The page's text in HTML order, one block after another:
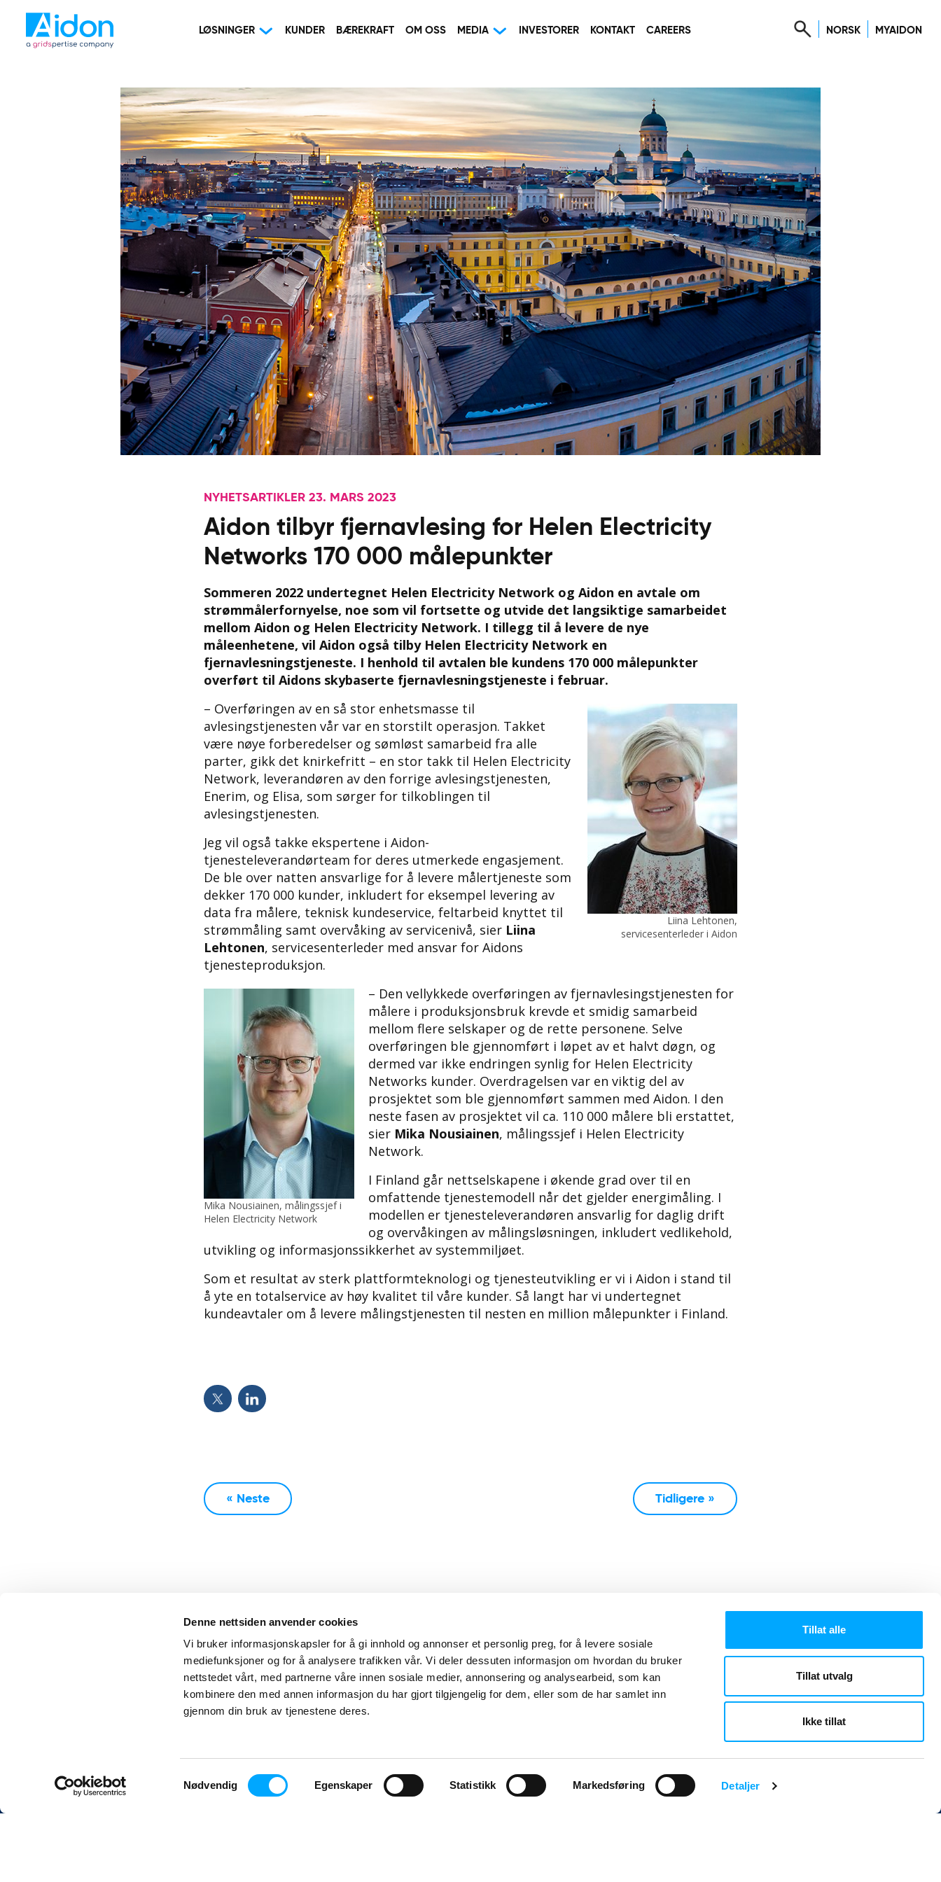
Denne nettsiden anvender cookies
Vi bruker informasjonskapsler for å gi innhold og annonser et personlig preg, for å levere sosiale
mediefunksjoner og for å analysere trafikken vår. Vi deler dessuten informasjon om hvordan du bruker
nettstedet vårt, med partnerne våre innen sosiale medier, annonsering og analysearbeid, som kan
kombinere den med annen informasjon du har gjort tilgjengelig for dem, eller som de har samlet inn
gjennom din bruk av tjenestene deres.
Samtykkevalg
Nødvendig Egenskaper Statistikk Markedsføring Detaljer
Tillat alle
Tillat utvalg
Ikke tillat
LØSNINGER KUNDER BÆREKRAFT OM OSS MEDIA INVESTORER KONTAKT CAREERS NORSK MYAIDON
NYHETSARTIKLER 23. MARS 2023
Aidon tilbyr fjernavlesing for Helen Electricity
Networks 170 000 målepunkter
Sommeren 2022 undertegnet Helen Electricity Network og Aidon en avtale om
strømmålerfornyelse, noe som vil fortsette og utvide det langsiktige samarbeidet
mellom Aidon og Helen Electricity Network. I tillegg til å levere de nye
måleenhetene, vil Aidon også tilby Helen Electricity Network en
fjernavlesningstjeneste. I henhold til avtalen ble kundens 170 000 målepunkter
overført til Aidons skybaserte fjernavlesningstjeneste i februar.
Liina Lehtonen,
servicesenterleder i Aidon
– Overføringen av en så stor enhetsmasse til
avlesingstjenesten vår var en storstilt operasjon. Takket
være nøye forberedelser og sømløst samarbeid fra alle
parter, gikk det knirkefritt – en stor takk til Helen Electricity
Network, leverandøren av den forrige avlesingstjenesten,
Enerim, og Elisa, som sørger for tilkoblingen til
avlesingstjenesten.
Jeg vil også takke ekspertene i Aidon-
tjenesteleverandørteam for deres utmerkede engasjement.
De ble over natten ansvarlige for å levere målertjeneste som
dekker 170 000 kunder, inkludert for eksempel levering av
data fra målere, teknisk kundeservice, feltarbeid knyttet til
strømmåling samt overvåking av servicenivå, sier Liina
Lehtonen, servicesenterleder med ansvar for Aidons
tjenesteproduksjon.
Mika Nousiainen, målingssjef i
Helen Electricity Network
– Den vellykkede overføringen av fjernavlesingstjenesten for
målere i produksjonsbruk krevde et smidig samarbeid
mellom flere selskaper og de rette personene. Selve
overføringen ble gjennomført i løpet av et halvt døgn, og
dermed var ikke endringen synlig for Helen Electricity
Networks kunder. Overdragelsen var en viktig del av
prosjektet som ble gjennomført sammen med Aidon. I den
neste fasen av prosjektet vil ca. 110 000 målere bli erstattet,
sier Mika Nousiainen, målingssjef i Helen Electricity
Network.
I Finland går nettselskapene i økende grad over til en
omfattende tjenestemodell når det gjelder energimåling. I
modellen er tjenesteleverandøren ansvarlig for daglig drift
og overvåkingen av målingsløsningen, inkludert vedlikehold,
utvikling og informasjonssikkerhet av systemmiljøet.
Som et resultat av sterk plattformteknologi og tjenesteutvikling er vi i Aidon i stand til
å yte en totalservice av høy kvalitet til våre kunder. Så langt har vi undertegnet
kundeavtaler om å levere målingstjenesten til nesten en million målepunkter i Finland.
« Neste Tidligere »
Hagaløkkveien 13
info@aidon.com
Kontaktinformasjon